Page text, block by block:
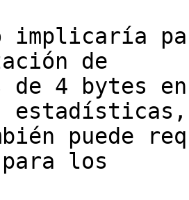
implicaría
de
de 4 bytes
estadísticas,
puede
los